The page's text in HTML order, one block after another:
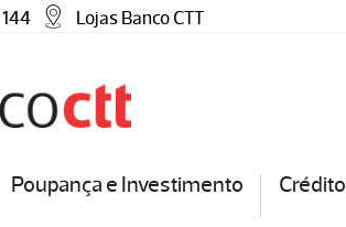
Poupança e Investimento Crédito
Lojas Banco CTT